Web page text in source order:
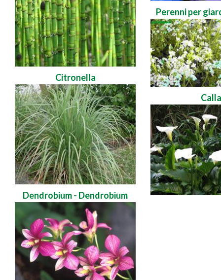
Citronella
Dendrobium - Dendrobium
Perenni per
Calla